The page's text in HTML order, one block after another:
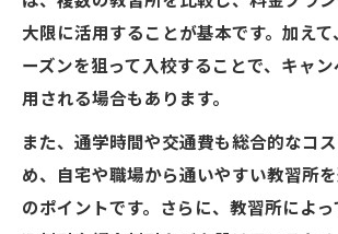
大限に活用することが基本です。加え
ーズンを狙って入校することで、キャ
用される場合もあります。
また、通学時間や交通費も総合的なコ
め、自宅や職場から通いやすい教習所
のポイントです。さらに、教習所によ